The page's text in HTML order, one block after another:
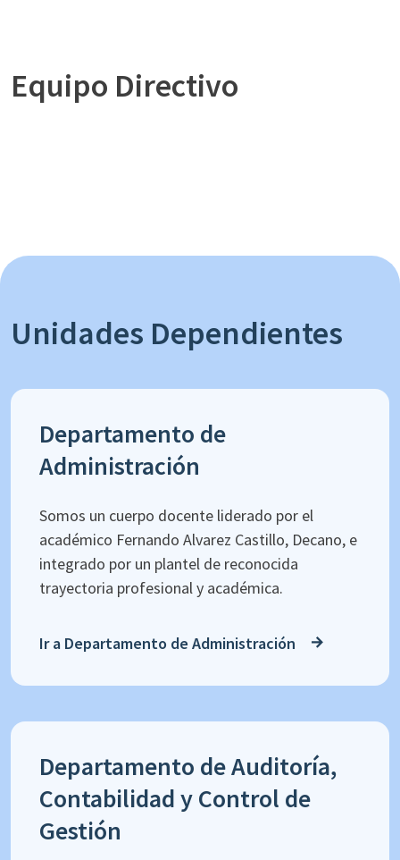
Equipo Directivo
Unidades Dependientes
Departamento de
Administración
Somos un cuerpo docente liderado por el
académico Fernando Alvarez Castillo, Decano, e
integrado por un plantel de reconocida
trayectoria profesional y académica.
Ir a Departamento de Administración
Departamento de Auditoría,
Contabilidad y Control de
Gestión